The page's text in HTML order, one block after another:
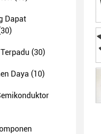
Dapat
(30)
Daya (10)